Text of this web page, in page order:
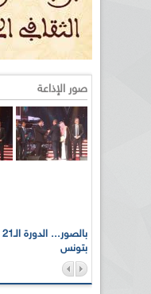
صور الإذاعة
بتونس